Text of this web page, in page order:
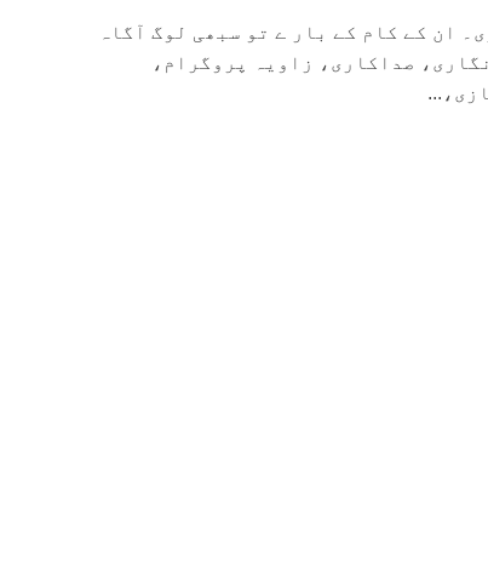
ان کے کام کے بار ے تو سبھی لوگ آگاہ
صداکاری، زاویہ پروگرام،